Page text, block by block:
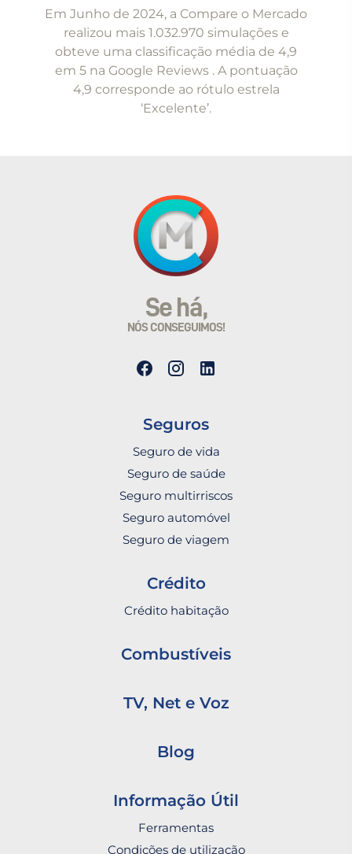
Em Junho de 2024, a Compare o Mercado
realizou mais 1.032.970 simulações e
obteve uma classificação média de 4,9
em 5 na Google Reviews . A pontuação
4,9 corresponde ao rótulo estrela
‘Excelente’.
Se há,
NÓS CONSEGUIMOS!
Seguros
Seguro de vida
Seguro de saúde
Seguro multirriscos
Seguro automóvel
Seguro de viagem
Crédito
Crédito habitação
Combustíveis
TV, Net e Voz
Blog
Informação Útil
Ferramentas
Condições de utilização